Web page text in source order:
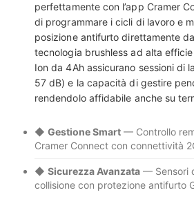
perfettamente con l’app Cramer
di programmare i cicli di lavoro e
posizione antifurto direttamente
tecnologia brushless ad alta
Ion da 4Ah assicurano sessioni di
57 dB) e la capacità di gestire
rendendolo affidabile anche su
◆ Gestione Smart — Controllo
Cramer Connect con connettività
◆ Sicurezza Avanzata — Sensori
collisione con protezione antifurto